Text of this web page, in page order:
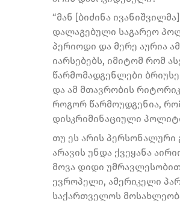
“მან [ბიძინა
დალაგებული საგარეო
პერიოდი და მერე აურია
იარსებებს, იმიტომ რომ
წარმომადგენლები
და ამ მთავრობის
როგორ წარმოუდგენია,
დისკრიმინაციული
თუ ეს არის პერსონალური
არავის უნდა ქვეყანა
მოვა დიდი
ევროპელი, ამერიკელი
საქართველოს